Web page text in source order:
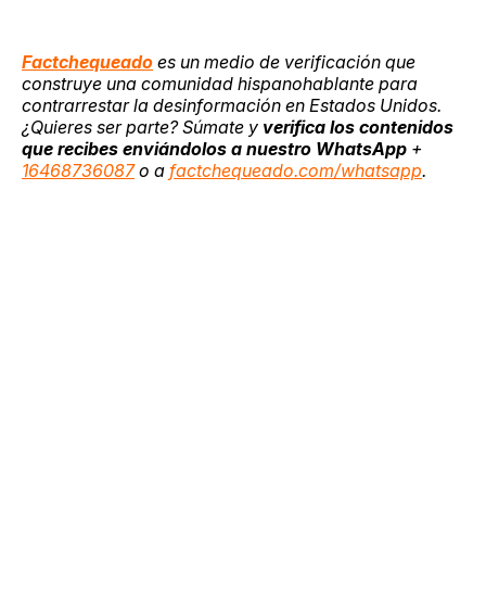
Factchequeado es un medio de verificación que
construye una comunidad hispanohablante para
contrarrestar la desinformación en Estados Unidos.
¿Quieres ser parte? Súmate y verifica los contenidos
que recibes enviándolos a nuestro WhatsApp +
16468736087o a factchequeado.com/whatsapp.